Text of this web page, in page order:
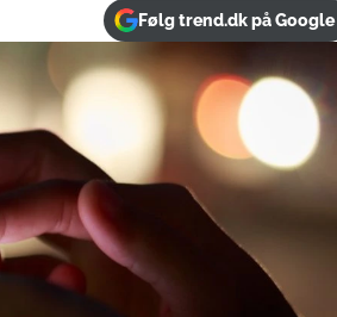
Følg trend.dk på Google